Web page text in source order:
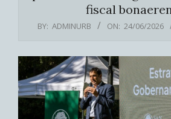
fiscal
BY: ADMINURB ON: 24/06/2026